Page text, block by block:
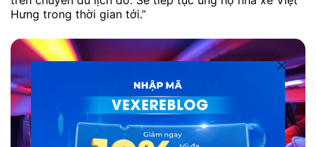
Hưng trong thời gian tới.”